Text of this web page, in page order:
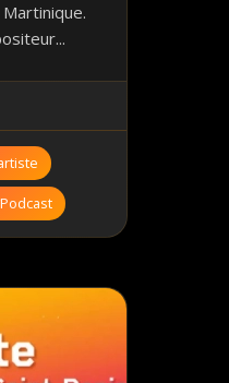
Podcast